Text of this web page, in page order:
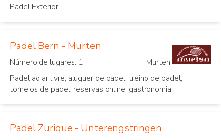
Padel Exterior
Padel Bern - Murten
Número de lugares: 1
Murten
Padel ao ar livre, aluguer de padel, treino de padel,
torneios de padel, reservas online, gastronomia
Padel Zurique - Unterengstringen